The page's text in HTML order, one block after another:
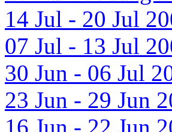
14 Jul - 20 Jul
07 Jul - 13 Jul
30 Jun - 06 Jul
23 Jun - 29 Jun
16 Jun - 22 Jun